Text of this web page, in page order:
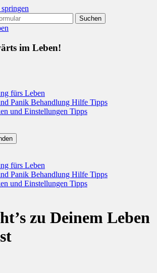
im Leben!
fürs Leben
Panik Behandlung Hilfe Tipps
und Einstellungen Tipps
fürs Leben
Panik Behandlung Hilfe Tipps
und Einstellungen Tipps
zu Deinem Leben